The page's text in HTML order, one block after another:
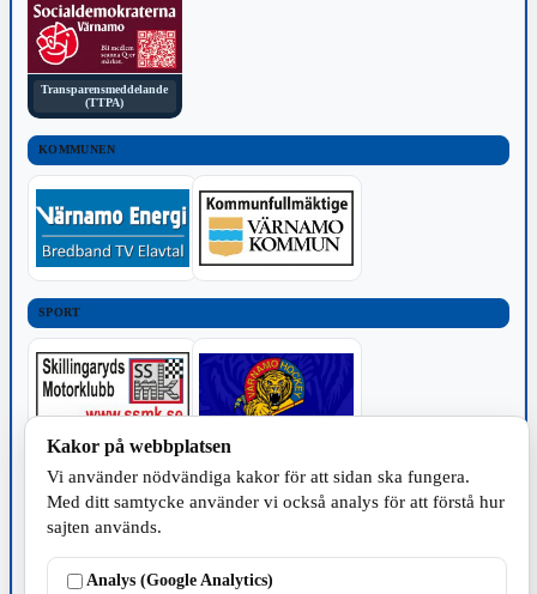
Transparensmeddelande
(TTPA)
KOMMUNEN
SPORT
TILLVERKNING
Kakor på webbplatsen
Vi använder nödvändiga kakor för att sidan ska fungera.
Med ditt samtycke använder vi också analys för att förstå hur
sajten används.
Analys (Google Analytics)